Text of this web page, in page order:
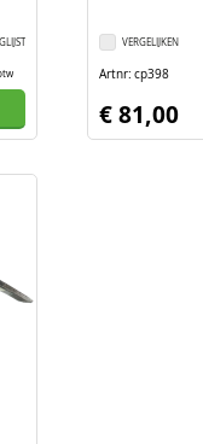
VERGELIJKEN
Artnr cp398
€ 81,00